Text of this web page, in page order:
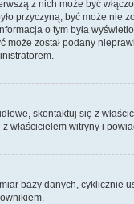
z nich może być
przyczyną, być może nie
o tym była
został podany
skontaktuj się z
witryny i
bazy danych, cyklicznie